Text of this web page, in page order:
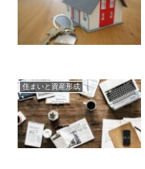
住まいと資産形成